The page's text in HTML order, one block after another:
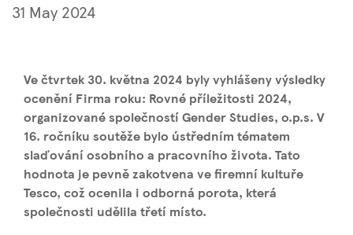
31 May 2024
Ve čtvrtek 30. května 2024 byly vyhlášeny výsledky
ocenění Firma roku: Rovné příležitosti 2024,
organizované společností Gender Studies, o.p.s. V
16. ročníku soutěže bylo ústředním tématem
slaďování osobního a pracovního života. Tato
hodnota je pevně zakotvena ve firemní kultuře
Tesco, což ocenila i odborná porota, která
společnosti udělila třetí místo.